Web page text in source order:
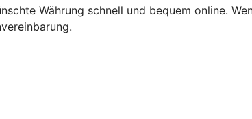
Währung schnell und bequem online.